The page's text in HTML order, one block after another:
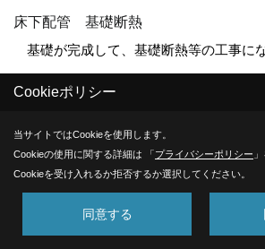
床下配管 基礎断熱
基礎が完成して、基礎断熱等の工事にな
Cookieポリシー
当サイトではCookieを使用します。
Cookieの使用に関する詳細は 「プライバシーポリシー
Cookieを受け入れるか拒否するか選択してください。
同意する